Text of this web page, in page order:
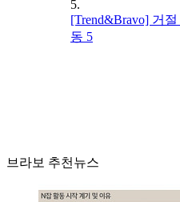
5.
[Trend&Bravo] 거
동 5
브라보 추천뉴스